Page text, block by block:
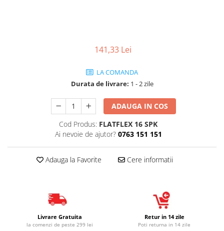
141,33 Lei
LA COMANDA
Durata de livrare: 1 - 2 zile
ADAUGA IN COS
Cod Produs: FLATFLEX 16 SPK
Ai nevoie de ajutor? 0763 151 151
Adauga la Favorite Cere informatii
Livrare Gratuita
la comenzi de peste 299 lei
Retur in 14 zile
Poti returna in 14 zile